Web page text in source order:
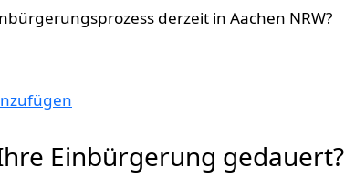
derzeit in Aachen NRW?
Einbürgerung gedauert?